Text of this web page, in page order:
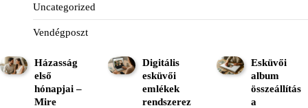
Uncategorized
Vendégposzt
Házasság
első
hónapjai –
Mire
Digitális
esküvői
emlékek
rendszerez
Esküvői
album
összeállítás
a